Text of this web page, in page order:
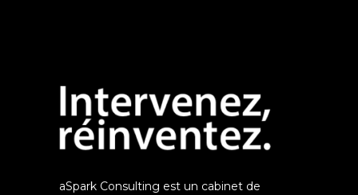
aSpark Consulting est un cabinet de